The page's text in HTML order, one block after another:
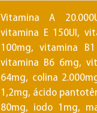
Vitamina A
vitamina E 150UI,
100mg, vitamina
vitamina B6 6mg,
64mg, colina
1,2mg, ácido
80mg, iodo 1mg,